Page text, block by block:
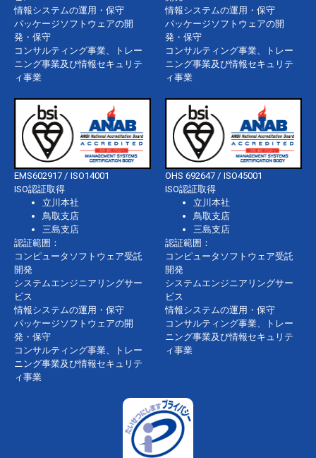
情報システムの運用・保守
パッケージソフトウェアの開
発・保守
コンサルティング事業、トレー
ニング事業及び情報セキュリテ
ィ事業
情報システムの運用・保守
パッケージソフトウェアの開
発・保守
コンサルティング事業、トレー
ニング事業及び情報セキュリテ
ィ事業
EMS602917 / ISO14001
ISO認証取得
立川本社
鳥取支店
三島支店
認証範囲：
コンピュータソフトウェア受託
開発
システムエンジニアリングサー
ビス
情報システムの運用・保守
パッケージソフトウェアの開
発・保守
コンサルティング事業、トレー
ニング事業及び情報セキュリテ
ィ事業
OHS 692647 / ISO45001
ISO認証取得
立川本社
鳥取支店
三島支店
認証範囲：
コンピュータソフトウェア受託
開発
システムエンジニアリングサー
ビス
情報システムの運用・保守
コンサルティング事業、トレー
ニング事業及び情報セキュリテ
ィ事業